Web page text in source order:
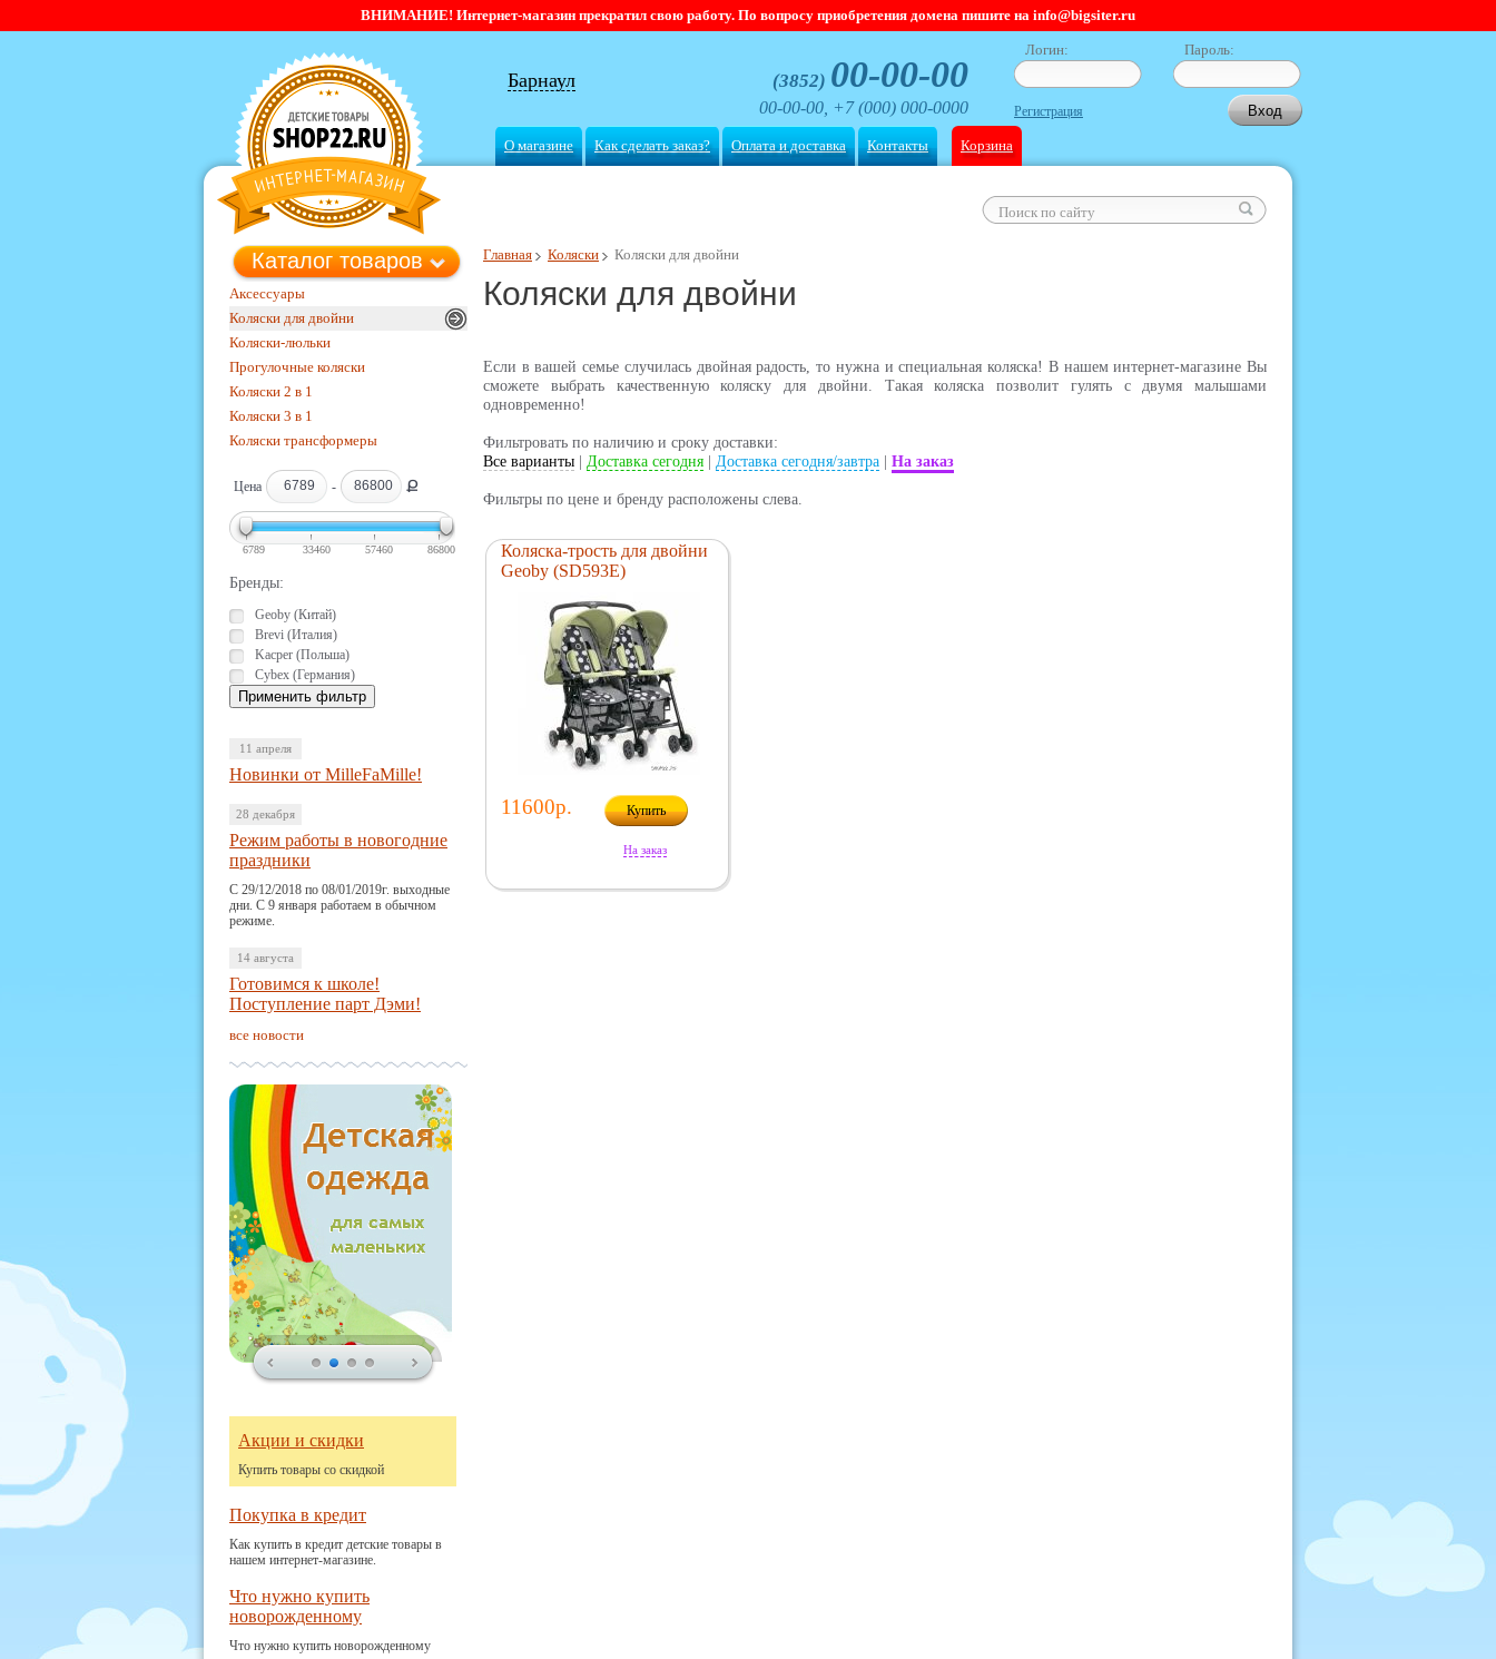
ВНИМАНИЕ! Интернет-магазин прекратил свою работу. По вопросу приобретения домена пишите на info@bigsiter.ru
Барнаул (3852) 00-00-00
00-00-00, +7 (000) 000-0000
Логин: Пароль:
Регистрация
О магазине Как сделать заказ? Оплата и доставка Контакты Корзина
Главная Коляски Коляски для двойни
Коляски для двойни
Если в вашей семье случилась двойная радость, то нужна и специальная коляска! В нашем интернет-магазине Вы
сможете выбрать качественную коляску для двойни. Такая коляска позволит гулять с двумя малышами
одновременно!
Фильтровать по наличию и сроку доставки:
Все варианты
Доставка сегодня Доставка сегодня/завтра На заказ
Фильтры по цене и бренду расположены слева.
Каталог товаров
Аксессуары
Коляски для двойни
Коляски-люльки
Прогулочные коляски
Коляски 2 в 1
Коляски 3 в 1
Коляски трансформеры
Цена - Ք
6789 33460 57460 86800
Бренды:
Geoby (Китай)
Brevi (Италия)
Kacper (Польша)
Cybex (Германия)
11 апреля
Новинки от MilleFaMille!
28 декабря
Режим работы в новогодние
праздники
С 29/12/2018 по 08/01/2019г. выходные
дни. С 9 января работаем в обычном
режиме.
14 августа
Готовимся к школе!
Поступление парт Дэми!
все новости
Акции и скидки
Купить товары со скидкой
Покупка в кредит
Как купить в кредит детские товары в
нашем интернет-магазине.
Что нужно купить
новорожденному
Что нужно купить новорожденному
Коляска-трость для двойни
Geoby (SD593E)
11600р. Купить
На заказ